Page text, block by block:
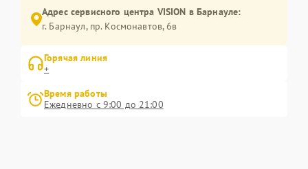
Адрес сервисного центра VISION в Барнауле:
г. Барнаул, ​пр. Космонавтов, 6в
Горячая линия
+
Время работы
Ежедневно с 9:00 до 21:00